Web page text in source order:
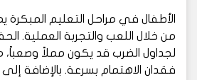
الأطفال في مراحل التعليم المبكرة
من خلال اللعب والتجربة العملية.
لجداول الضرب قد يكون مملاً
فقدان الاهتمام بسرعة. بالإضافة